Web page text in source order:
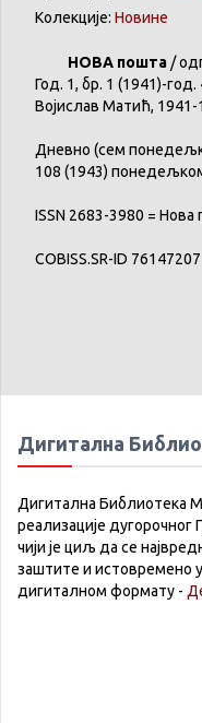
Колекције: Новине
НОВА пошта /
Год. 1, бр. 1 (1941)-год.
Војислав Матић, 1941-
Дневно (сем
108 (1943)
ISSN 2683-3980 = Нова
COBISS.SR-ID
Дигитална
Дигитална Библиотека
реализације дугорочног
чији је циљ да се
заштите и истовремено
дигиталном формату -